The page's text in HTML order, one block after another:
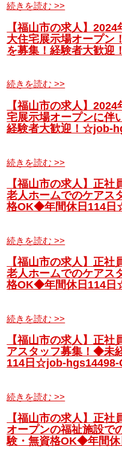
続きを読む >>
【福山市の求人】
大住宅展示場オープン
を募集！経験者大歓
続きを読む >>
【福山市の求人】
宅展示場オープンに伴
経験者大歓迎！☆job-
続きを読む >>
【福山市の求人】正
老人ホームでのケアス
格OK◆年間休日114
続きを読む >>
【福山市の求人】正
老人ホームでのケアス
格OK◆年間休日114
続きを読む >>
【福山市の求人】正
アスタッフ募集！◆未
114日☆job-hgs14498-
続きを読む >>
【福山市の求人】正
オープンの福祉施設で
験・無資格OK◆年間